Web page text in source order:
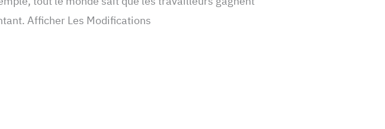
Afficher Les Modifications